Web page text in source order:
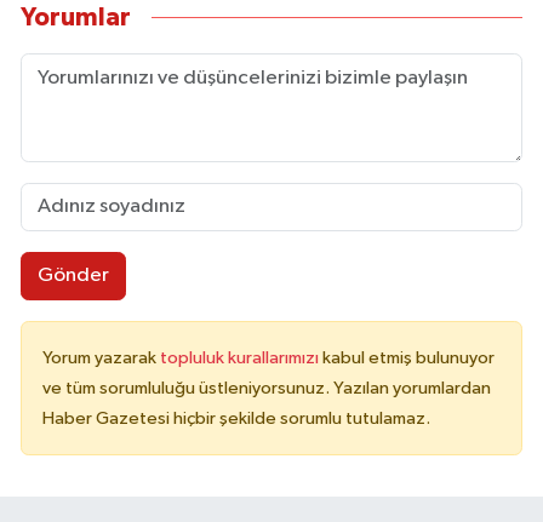
Yorumlar
Gönder
Yorum yazarak topluluk kurallarımızı kabul etmiş bulunuyor
ve tüm sorumluluğu üstleniyorsunuz. Yazılan yorumlardan
Haber Gazetesi hiçbir şekilde sorumlu tutulamaz.